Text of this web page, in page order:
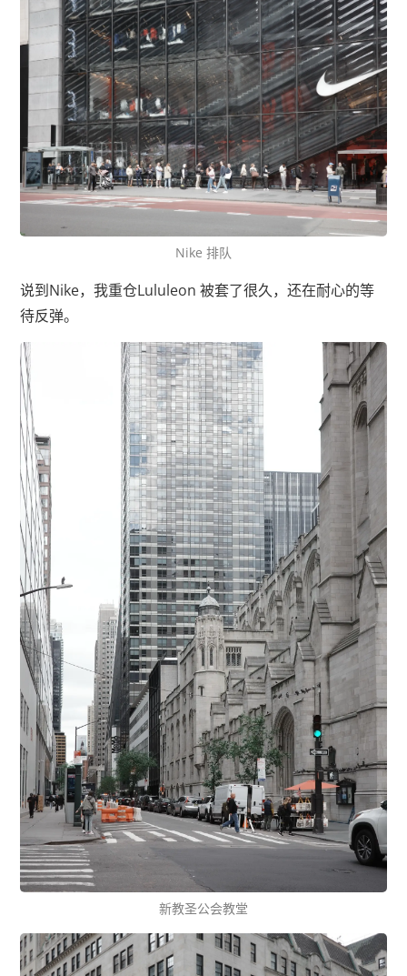
Nike 排队
说到Nike，我重仓Lululeon 被套了很久，还在耐心的等
待反弹。
新教圣公会教堂